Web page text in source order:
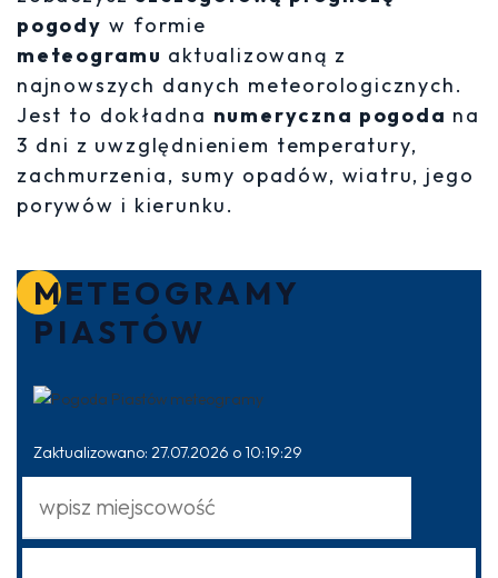
pogody w formie
meteogramu aktualizowaną z
najnowszych danych meteorologicznych.
Jest to dokładna numeryczna pogoda na
3 dni z uwzględnieniem temperatury,
zachmurzenia, sumy opadów, wiatru, jego
porywów i kierunku.
METEOGRAMY
PIASTÓW
Zaktualizowano: 27.07.2026 o 10:19:29